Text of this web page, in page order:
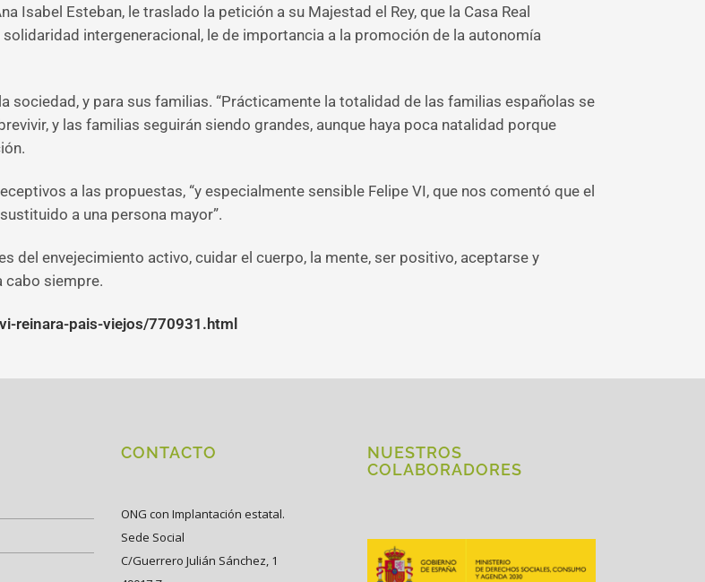
Isabel Esteban, le traslado la petición a su Majestad el Rey, que la Casa Real
intergeneracional, le de importancia a la promoción de la autonomía
sociedad, y para sus familias. “Prácticamente la totalidad de las familias españolas se
y las familias seguirán siendo grandes, aunque haya poca natalidad porque
a las propuestas, “y especialmente sensible Felipe VI, que nos comentó que el
a una persona mayor”.
del envejecimiento activo, cuidar el cuerpo, la mente, ser positivo, aceptarse y
cabo siempre.
reinara-pais-viejos/770931.html
CONTACTO
ONG con Implantación estatal.
Sede Social
C/Guerrero Julián Sánchez, 1
NUESTROS
COLABORADORES